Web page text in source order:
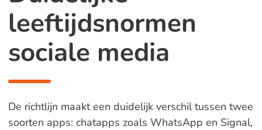
leeftijdsnormen
sociale media
De richtlijn maakt een duidelijk verschil tussen twee
soorten apps: chatapps zoals WhatsApp en Signal,